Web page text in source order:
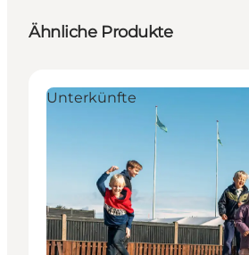
Ähnliche Produkte
Unterkünfte